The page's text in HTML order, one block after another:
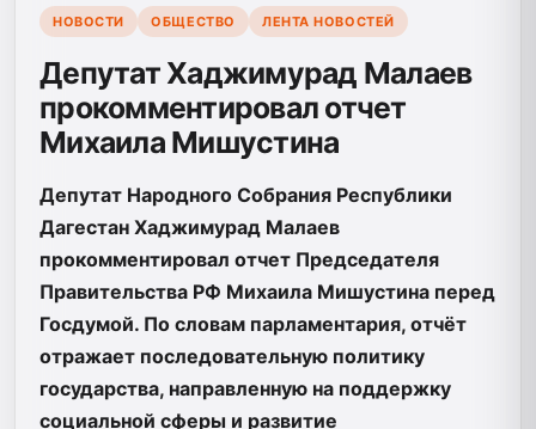
НОВОСТИ ОБЩЕСТВО ЛЕНТА НОВОСТЕЙ
Депутат Хаджимурад Малаев
прокомментировал отчет
Михаила Мишустина
Депутат Народного Собрания Республики
Дагестан Хаджимурад Малаев
прокомментировал отчет Председателя
Правительства РФ Михаила Мишустина перед
Госдумой. По словам парламентария, отчёт
отражает последовательную политику
государства, направленную на поддержку
социальной сферы и развитие